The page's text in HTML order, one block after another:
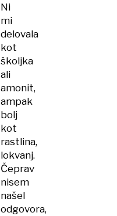
Ni
mi
delovala
kot
školjka
ali
amonit,
ampak
bolj
kot
rastlina,
lokvanj.
Čeprav
nisem
našel
odgovora,